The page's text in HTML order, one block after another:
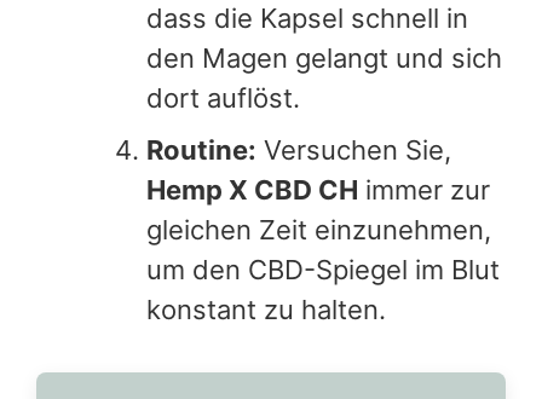
dass die Kapsel schnell in
den Magen gelangt und sich
dort auflöst.
Routine: Versuchen Sie,
Hemp X CBD CH immer zur
gleichen Zeit einzunehmen,
um den CBD-Spiegel im Blut
konstant zu halten.